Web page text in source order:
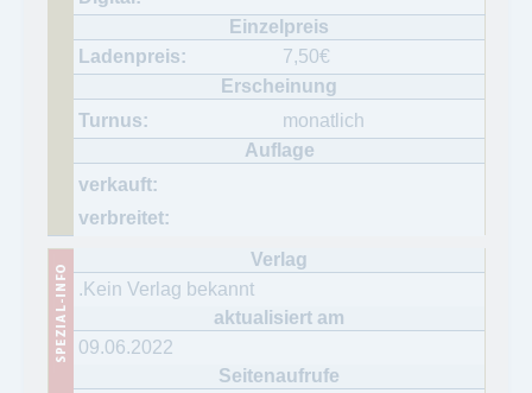
7,50€
monatlich
.Kein Verlag bekannt
09.06.2022